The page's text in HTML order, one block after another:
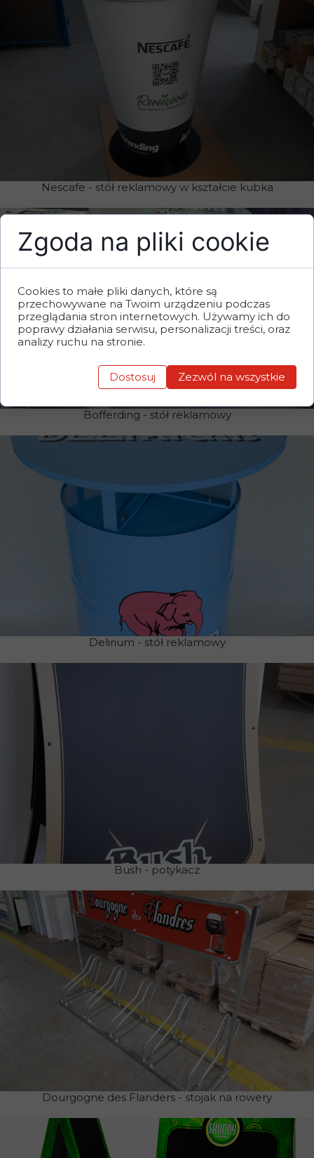
Nescafe - stół reklamowy w kształcie kubka
Bofferding - stół reklamowy
Delirium - stół reklamowy
Bush - potykacz
Dourgogne des Flanders - stojak na rowery
Zgoda na pliki cookie
Cookies to małe pliki danych, które są
przechowywane na Twoim urządzeniu podczas
przeglądania stron internetowych. Używamy ich do
poprawy działania serwisu, personalizacji treści, oraz
analizy ruchu na stronie.
Dostosuj Zezwól na wszystkie